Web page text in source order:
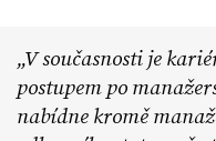
V současnosti je
postupem po
nabídne kromě